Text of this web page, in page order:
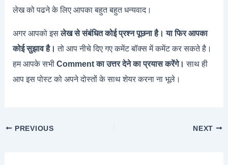
लेख को पढने के लिए आपका बहुत बहुत धन्यवाद।
अगर आपको इसलेख से संबंधित कोई प्रश्न पूछना है। या फिर आपका
कोई सुझाव है। तो आप नीचे दिए गए कमेंट बॉक्स में कमेंट कर सकते है।
हम आपके सभीComment का उत्तर देने का प्रयास करेंगे। साथ ही
आप इस पोस्ट को अपने दोस्तों के साथ शेयर करना ना भूले।
PREVIOUS NEXT